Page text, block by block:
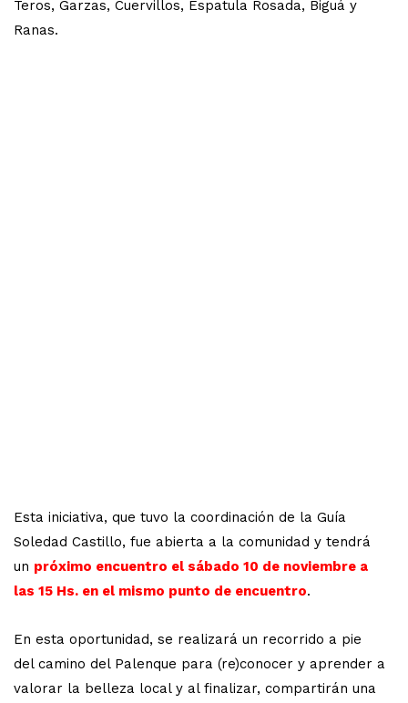
Teros, Garzas, Cuervillos, Espatula Rosada, Biguá y
Ranas.
Esta iniciativa, que tuvo la coordinación de la Guía
Soledad Castillo, fue abierta a la comunidad y tendrá
un próximo encuentro el sábado 10 de noviembre a
las 15 Hs. en el mismo punto de encuentro.
En esta oportunidad, se realizará un recorrido a pie
del camino del Palenque para (re)conocer y aprender a
valorar la belleza local y al finalizar, compartirán una